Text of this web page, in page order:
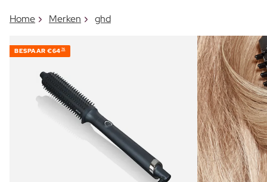
Home Merken ghd
BESPAAR €64 76